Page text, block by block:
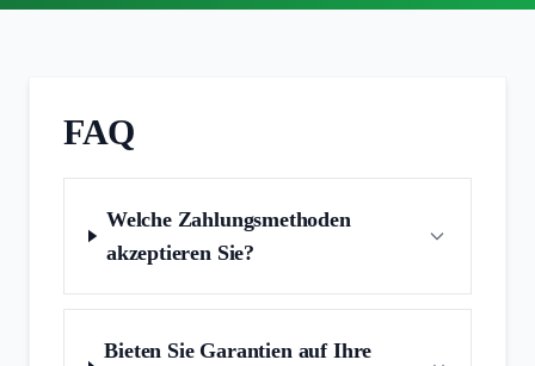
FAQ
Welche Zahlungsmethoden
akzeptieren Sie?
Bieten Sie Garantien auf Ihre